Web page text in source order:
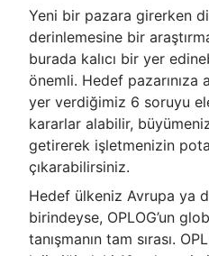
Yeni bir pazara girerken
derinlemesine bir
burada kalıcı bir yer
önemli. Hedef pazarınıza
yer verdiğimiz 6 soruyu
kararlar alabilir,
getirerek işletmenizin
çıkarabilirsiniz.
Hedef ülkeniz Avrupa ya
birindeyse, OPLOG’un
tanışmanın tam sırası.